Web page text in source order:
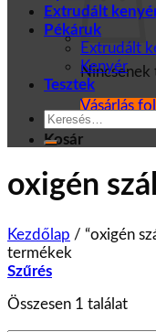
Nincsenek
Vásárlás
Kosár
Extrudált
Pékáruk
Extrudált
Kenyér
Tesztek
Keresés
a
oxigén
Kezdőlap / “oxigén
termékek
Szűrés
Összesen 1 találat